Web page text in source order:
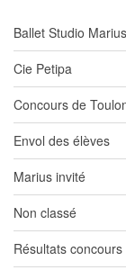
Ballet Studio Marius
Cie Petipa
Concours de
Envol des élèves
Marius invité
Non classé
Résultats concours